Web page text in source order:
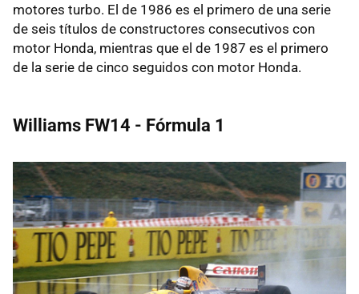
motores turbo. El de 1986 es el primero de una serie
de seis títulos de constructores consecutivos con
motor Honda, mientras que el de 1987 es el primero
de la serie de cinco seguidos con motor Honda.
Williams FW14 - Fórmula 1